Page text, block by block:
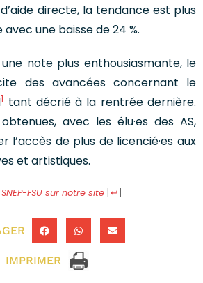
directe, la tendance est plus
une baisse de 24 %.
note plus enthousiasmante, le
des avancées concernant le
1 tant décrié à la rentrée dernière.
avec les élu·es des AS,
l’accès de plus de licencié·es aux
et artistiques.
FSU sur notre site ↩
IMPRIMER